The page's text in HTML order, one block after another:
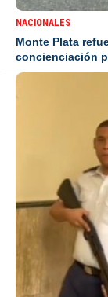
NACIONALES
Monte Plata
concienciación